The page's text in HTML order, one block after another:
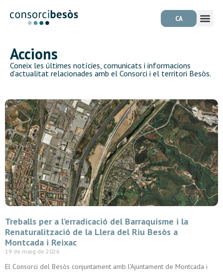
CA
Accions
Coneix les últimes notícies, comunicats i informacions
d’actualitat relacionades amb el Consorci i el territori Besòs.
Treballs per a l’erradicació del Barraquisme i la
Renaturalització de la Llera del Riu Besòs a
Montcada i Reixac
19 de maig de 2026
El Consorci del Besòs conjuntament amb l’Ajuntament de Montcada i